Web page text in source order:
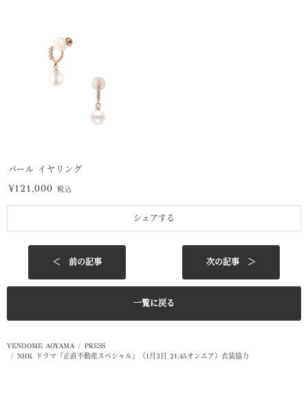
パール イヤリング
¥121,000税込
シェアする
＜ 前の記事 次の記事 ＞
一覧に戻る
VENDOME AOYAMA
PRESS
NHK ドラマ『正直不動産スペシャル』（1月3日 21:45オンエア）衣装協力